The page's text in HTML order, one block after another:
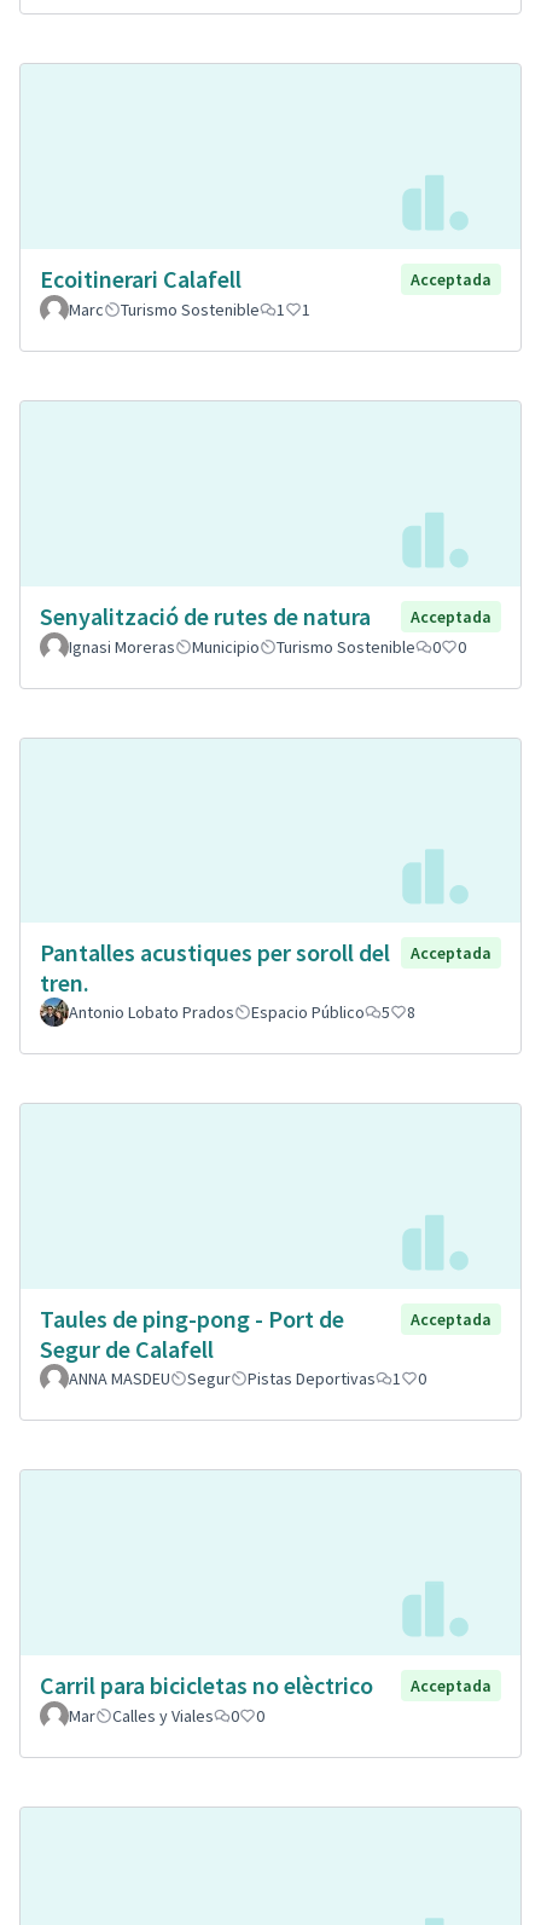
Ecoitinerari Calafell
Acceptada
Marc
Turismo Sostenible 1 1
Senyalització de rutes de natura
Acceptada
Ignasi Moreras
Municipio Turismo Sostenible 0 0
Pantalles acustiques per soroll del
tren.
Acceptada
Antonio Lobato Prados Espacio Público 5 8
Taules de ping-pong - Port de
Segur de Calafell
Acceptada
ANNA MASDEU Segur Pistas Deportivas 1 0
Carril para bicicletas no elèctrico
Acceptada
Mar
Calles y Viales 0 0